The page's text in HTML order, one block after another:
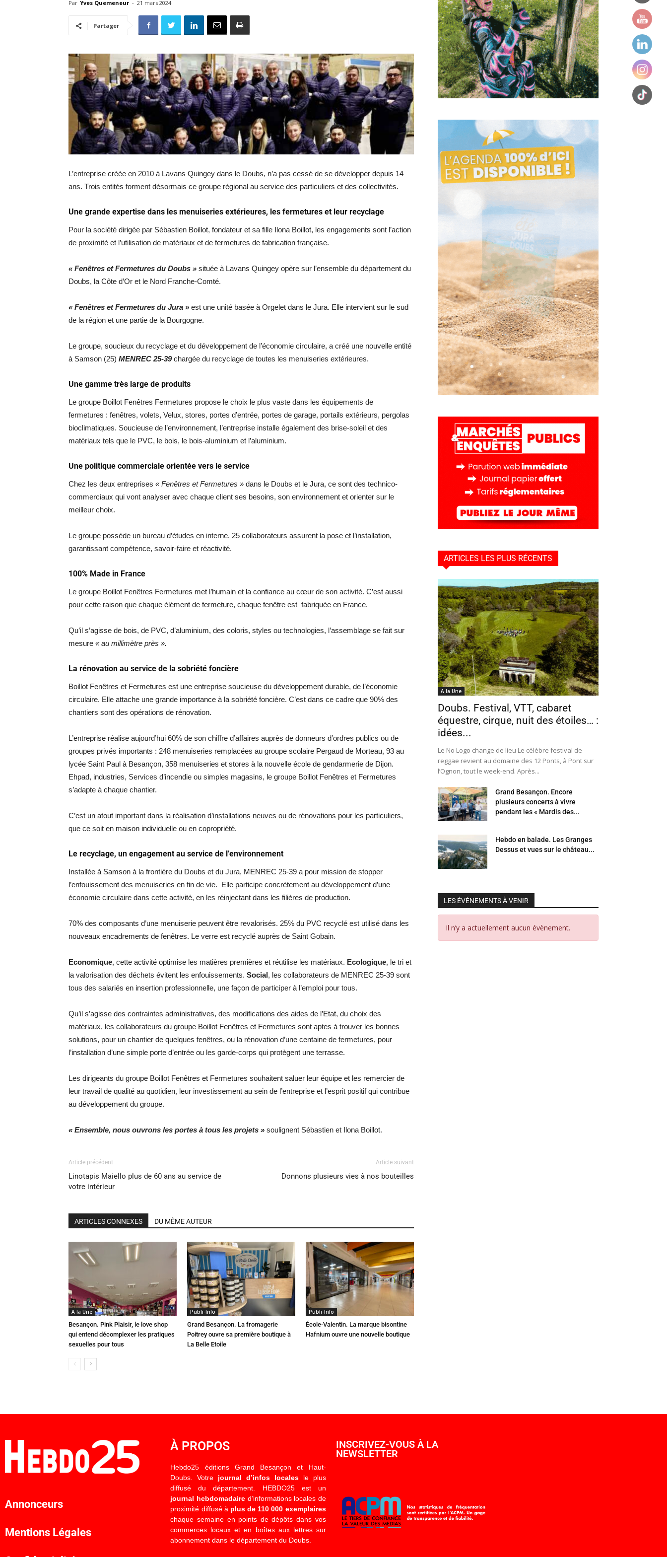
l'info
locale
Par Yves Quemeneur - 21 mars 2024
Partager
L’entreprise créée en 2010 à Lavans Quingey dans le Doubs, n’a pas cessé de se développer depuis 14
ans. Trois entités forment désormais ce groupe régional au service des particuliers et des collectivités.
Une grande expertise dans les menuiseries extérieures, les fermetures et leur recyclage
Pour la société dirigée par Sébastien Boillot, fondateur et sa fille Ilona Boillot, les engagements sont l’action
de proximité et l’utilisation de matériaux et de fermetures de fabrication française.
« Fenêtres et Fermetures du Doubs » située à Lavans Quingey opère sur l’ensemble du département du
Doubs, la Côte d’Or et le Nord Franche-Comté.
« Fenêtres et Fermetures du Jura » est une unité basée à Orgelet dans le Jura. Elle intervient sur le sud
de la région et une partie de la Bourgogne.
Le groupe, soucieux du recyclage et du développement de l’économie circulaire, a créé une nouvelle entité
à Samson (25) MENREC 25-39chargée du recyclage de toutes les menuiseries extérieures.
Une gamme très large de produits
Le groupe Boillot Fenêtres Fermetures propose le choix le plus vaste dans les équipements de
fermetures : fenêtres, volets, Velux, stores, portes d’entrée, portes de garage, portails extérieurs, pergolas
bioclimatiques. Soucieuse de l’environnement, l’entreprise installe également des brise-soleil et des
matériaux tels que le PVC, le bois, le bois-aluminium et l’aluminium.
Une politique commerciale orientée vers le service
Chez les deux entreprises « Fenêtres et Fermetures » dans le Doubs et le Jura, ce sont des technico-
commerciaux qui vont analyser avec chaque client ses besoins, son environnement et orienter sur le
meilleur choix.
Le groupe possède un bureau d’études en interne. 25 collaborateurs assurent la pose et l’installation,
garantissant compétence, savoir-faire et réactivité.
100% Made in France
Le groupe Boillot Fenêtres Fermetures met l’humain et la confiance au cœur de son activité. C’est aussi
pour cette raison que chaque élément de fermeture, chaque fenêtre est fabriquée en France.
Qu’il s’agisse de bois, de PVC, d’aluminium, des coloris, styles ou technologies, l’assemblage se fait sur
mesure « au millimètre près ».
La rénovation au service de la sobriété foncière
Boillot Fenêtres et Fermetures est une entreprise soucieuse du développement durable, de l’économie
circulaire. Elle attache une grande importance à la sobriété foncière. C’est dans ce cadre que 90% des
chantiers sont des opérations de rénovation.
L’entreprise réalise aujourd’hui 60% de son chiffre d’affaires auprès de donneurs d’ordres publics ou de
groupes privés importants : 248 menuiseries remplacées au groupe scolaire Pergaud de Morteau, 93 au
lycée Saint Paul à Besançon, 358 menuiseries et stores à la nouvelle école de gendarmerie de Dijon.
Ehpad, industries, Services d’incendie ou simples magasins, le groupe Boillot Fenêtres et Fermetures
s’adapte à chaque chantier.
C’est un atout important dans la réalisation d’installations neuves ou de rénovations pour les particuliers,
que ce soit en maison individuelle ou en copropriété.
Le recyclage, un engagement au service de l’environnement
Installée à Samson à la frontière du Doubs et du Jura, MENREC 25-39 a pour mission de stopper
l’enfouissement des menuiseries en fin de vie. Elle participe concrètement au développement d’une
économie circulaire dans cette activité, en les réinjectant dans les filières de production.
70% des composants d’une menuiserie peuvent être revalorisés. 25% du PVC recyclé est utilisé dans les
nouveaux encadrements de fenêtres. Le verre est recyclé auprès de Saint Gobain.
Economique, cette activité optimise les matières premières et réutilise les matériaux. Ecologique, le tri et
la valorisation des déchets évitent les enfouissements. Social, les collaborateurs de MENREC 25-39 sont
tous des salariés en insertion professionnelle, une façon de participer à l’emploi pour tous.
Qu’il s’agisse des contraintes administratives, des modifications des aides de l’Etat, du choix des
matériaux, les collaborateurs du groupe Boillot Fenêtres et Fermetures sont aptes à trouver les bonnes
solutions, pour un chantier de quelques fenêtres, ou la rénovation d’une centaine de fermetures, pour
l’installation d’une simple porte d’entrée ou les garde-corps qui protègent une terrasse.
Les dirigeants du groupe Boillot Fenêtres et Fermetures souhaitent saluer leur équipe et les remercier de
leur travail de qualité au quotidien, leur investissement au sein de l’entreprise et l’esprit positif qui contribue
au développement du groupe.
« Ensemble, nous ouvrons les portes à tous les projets » soulignent Sébastien et Ilona Boillot.
Article précédent
Linotapis Maiello plus de 60 ans au service de
votre intérieur
Article suivant
Donnons plusieurs vies à nos bouteilles
ARTICLES CONNEXES DU MÊME AUTEUR
A la Une
Besançon. Pink Plaisir, le love shop
qui entend décomplexer les pratiques
sexuelles pour tous
Publi-Info
Grand Besançon. La fromagerie
Poitrey ouvre sa première boutique à
La Belle Etoile
Publi-Info
École-Valentin. La marque bisontine
Hafnium ouvre une nouvelle boutique
ARTICLES LES PLUS RÉCENTS
A la Une
Doubs. Festival, VTT, cabaret
équestre, cirque, nuit des étoiles… :
idées...
Le No Logo change de lieu Le célèbre festival de
reggae revient au domaine des 12 Ponts, à Pont sur
l’Ognon, tout le week-end. Après...
Grand Besançon. Encore
plusieurs concerts à vivre
pendant les « Mardis des...
Hebdo en balade. Les Granges
Dessus et vues sur le château...
LES ÉVÉNEMENTS À VENIR
Il n’y a actuellement aucun évènement.
Annonceurs
Mentions Légales
À PROPOS
Hebdo25 éditions Grand Besançon et Haut-
Doubs. Votre journal d’infos localesle plus
diffusé du département. HEBDO25 est un
journal hebdomadaired’informations locales de
proximité diffusé à plus de 110 000 exemplaires
chaque semaine en points de dépôts dans vos
commerces locaux et en boîtes aux lettres sur
abonnement dans le département du Doubs.
INSCRIVEZ-VOUS À LA
NEWSLETTER